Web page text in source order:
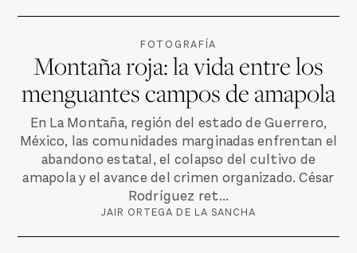
FOTOGRAFÍA
Montaña roja: la vida entre los
menguantes campos de amapola
En La Montaña, región del estado de Guerrero,
México, las comunidades marginadas enfrentan el
abandono estatal, el colapso del cultivo de
amapola y el avance del crimen organizado. César
Rodríguez ret...
JAIR ORTEGA DE LA SANCHA